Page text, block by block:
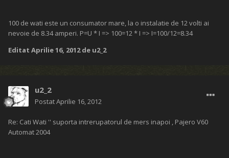
100 de wati este un consumator mare, la o instalatie de 12 volti ai
nevoie de 8.34 amperi. P=U * I => 100=12 * I => I=100/12=8.34
Editat Aprilie 16, 2012de u2_2
u2_2
PostatAprilie 16, 2012
Re: Cati Wati '' suporta intrerupatorul de mers inapoi , Pajero V60
Automat 2004